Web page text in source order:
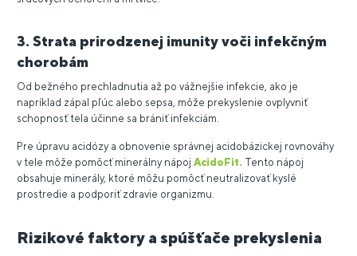
3. Strata prirodzenej imunity voči infekčným
chorobám
Od bežného prechladnutia až po vážnejšie infekcie, ako je
napríklad zápal pľúc alebo sepsa, môže prekyslenie ovplyvniť
schopnosť tela účinne sa brániť infekciám.
Pre úpravu acidózy a obnovenie správnej acidobázickej rovnováhy
v tele môže pomôcť minerálny nápoj AcidoFit. Tento nápoj
obsahuje minerály, ktoré môžu pomôcť neutralizovať kyslé
prostredie a podporiť zdravie organizmu.
Rizikové faktory a spúšťače prekyslenia